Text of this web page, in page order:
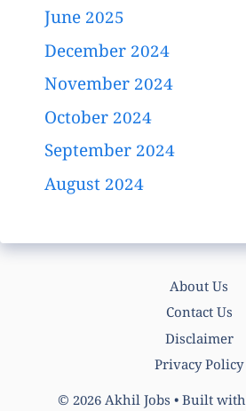
June 2025
December 2024
November 2024
October 2024
September 2024
August 2024
About Us
Contact Us
Disclaimer
Privacy Policy
© 2026 Akhil Jobs • Built with